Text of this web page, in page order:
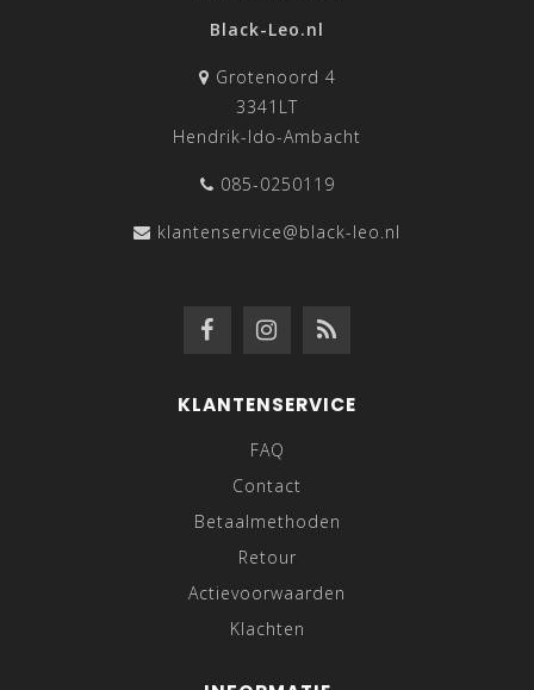
Black-Leo.nl
Grotenoord 4
3341LT
Hendrik-Ido-Ambacht
085-0250119
klantenservice@black-leo.nl
KLANTENSERVICE
FAQ
Contact
Betaalmethoden
Retour
Actievoorwaarden
Klachten